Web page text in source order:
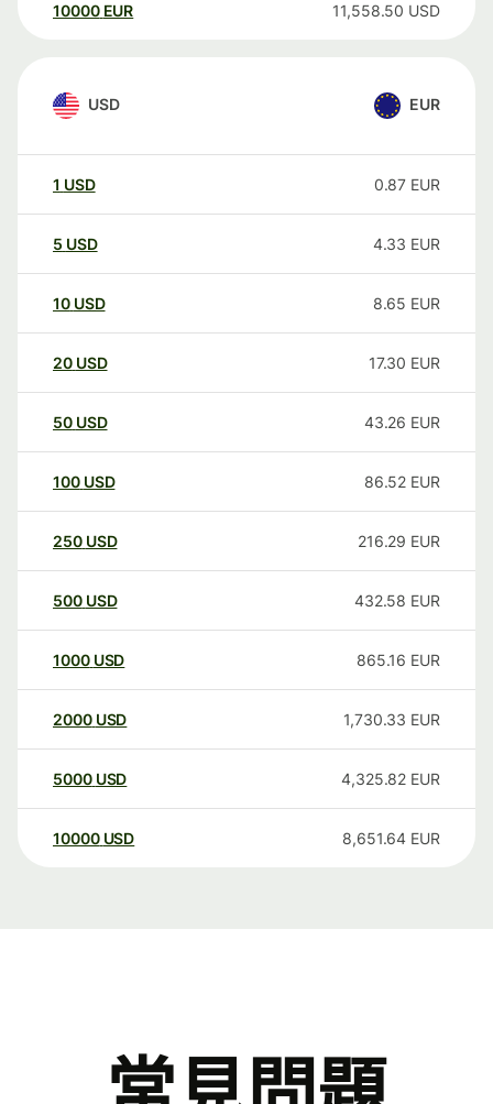
10000 EUR 11,558.50 USD
USD EUR
1 USD 0.87 EUR
5 USD 4.33 EUR
10 USD 8.65 EUR
20 USD 17.30 EUR
50 USD 43.26 EUR
100 USD 86.52 EUR
250 USD 216.29 EUR
500 USD 432.58 EUR
1000 USD 865.16 EUR
2000 USD 1,730.33 EUR
5000 USD 4,325.82 EUR
10000 USD 8,651.64 EUR